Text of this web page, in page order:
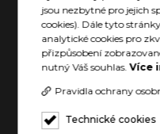
jsou nezbytné pro jejich
cookies). Dále tyto
analytické cookies pro
přizpůsobení
nutný Váš souhlas.Více
Pravidla ochrany
Technické cookies